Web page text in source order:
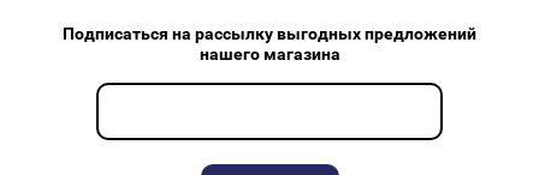
Подписаться на рассылку выгодных предложений
нашего магазина